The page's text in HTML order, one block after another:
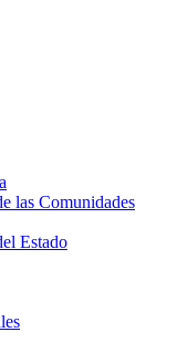
las Comunidades
Estado